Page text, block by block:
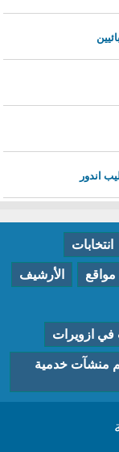
اندور
انتخابات
مواقع الأرشيف
في ازويرات
منشآت خدمية